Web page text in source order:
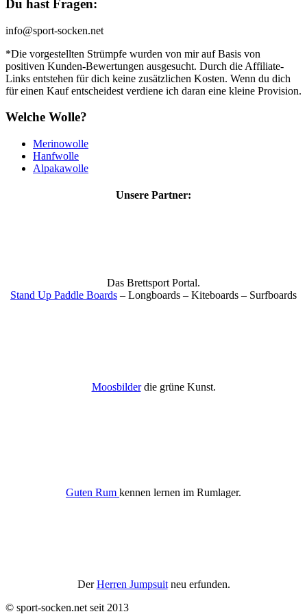
Du hast Fragen:
info@sport-socken.net
*Die vorgestellten Strümpfe wurden von mir auf Basis von
positiven Kunden-Bewertungen ausgesucht. Durch die Affiliate-
Links entstehen für dich keine zusätzlichen Kosten. Wenn du dich
für einen Kauf entscheidest verdiene ich daran eine kleine Provision.
Welche Wolle?
Merinowolle
Hanfwolle
Alpakawolle
Unsere Partner:
Das Brettsport Portal.
Stand Up Paddle Boards – Longboards – Kiteboards – Surfboards
Moosbilderdie grüne Kunst.
Guten Rum kennen lernen im Rumlager.
DerHerren Jumpsuitneu erfunden.
© sport-socken.net seit 2013